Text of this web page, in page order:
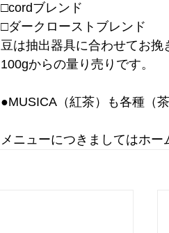
□cordブレンド
□ダークローストブレンド
豆は抽出器具に合わせてお挽
100gからの量り売りです。
●MUSICA（紅茶）も各種（
メニューにつきましてはホー